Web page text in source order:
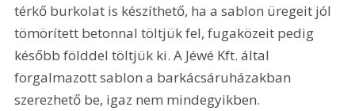
térkő burkolat is készíthető, ha a sablon üregeit jól
tömörített betonnal töltjük fel, fugaközeit pedig
később földdel töltjük ki. A Jéwé Kft. által
forgalmazott sablon a barkácsáruházakban
szerezhető be, igaz nem mindegyikben.